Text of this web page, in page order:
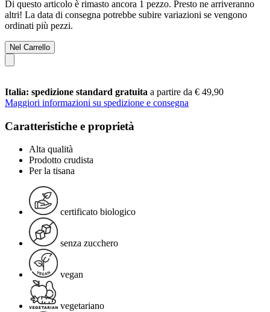
Di questo articolo è rimasto ancora 1 pezzo. Presto ne arriveranno
altri! La data di consegna potrebbe subire variazioni se vengono
ordinati più pezzi.
Nel Carrello
Italia: spedizione standard gratuita a partire da € 49,90
Maggiori informazioni su spedizione e consegna
Caratteristiche e proprietà
Alta qualità
Prodotto crudista
Per la tisana
certificato biologico
senza zucchero
vegan
vegetariano